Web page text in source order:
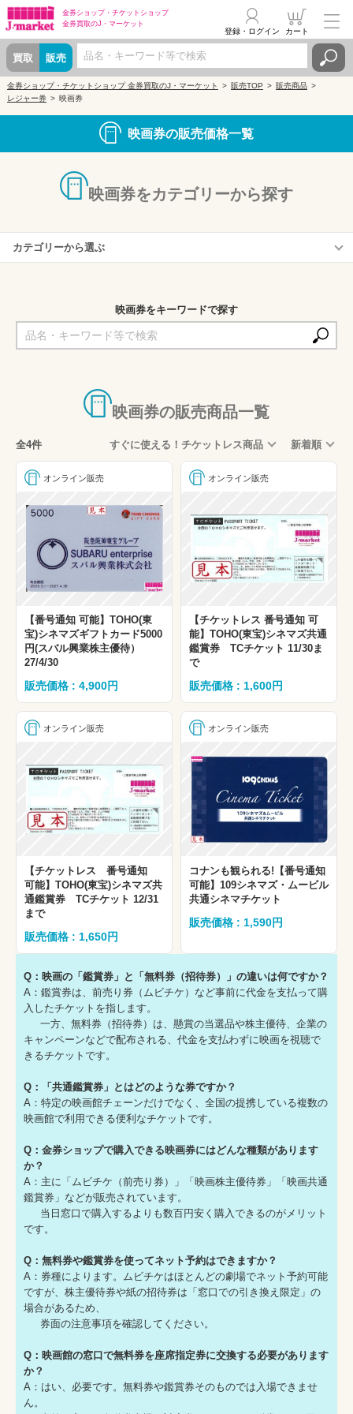
金券ショップ・ チケットショップ
金券買取のJ・マーケット
買取 販売
登録・ログイン カート
金券ショップ・チケットショップ 金券買取のJ・マーケット 販売TOP
販売商品
レジャー券
映画券
映画券の販売価格一覧
映画券をカテゴリーから探す
カテゴリーから選ぶ
映画券をキーワードで探す
映画券の販売商品一覧
全4件 すぐに使える！チケットレス商品 新着順
オンライン販売
【番号通知 可能】TOHO(東
宝)シネマズギフトカード5000
円(スバル興業株主優待）
27/4/30
販売価格 : 4,900円
オンライン販売
【チケットレス 番号通知 可
能】TOHO(東宝)シネマズ共通
鑑賞券 TCチケット 11/30ま
で
販売価格 : 1,600円
オンライン販売
【チケットレス 番号通知
可能】TOHO(東宝)シネマズ共
通鑑賞券 TCチケット 12/31
まで
販売価格 : 1,650円
オンライン販売
コナンも観られる!【番号通知
可能】109シネマズ・ムービル
共通シネマチケット
販売価格 : 1,590円
Q：映画の「鑑賞券」と「無料券（招待券）」の違いは何ですか？
A：鑑賞券は、前売り券（ムビチケ）など事前に代金を支払って購
入したチケットを指します。
一方、無料券（招待券）は、懸賞の当選品や株主優待、企業の
キャンペーンなどで配布される、代金を支払わずに映画を視聴で
きるチケットです。
Q：「共通鑑賞券」とはどのような券ですか？
A：特定の映画館チェーンだけでなく、全国の提携している複数の
映画館で利用できる便利なチケットです。
Q：金券ショップで購入できる映画券にはどんな種類があります
か？
A：主に「ムビチケ（前売り券）」「映画株主優待券」「映画共通
鑑賞券」などが販売されています。
当日窓口で購入するよりも数百円安く購入できるのがメリット
です。
Q：無料券や鑑賞券を使ってネット予約はできますか？
A：券種によります。ムビチケはほとんどの劇場でネット予約可能
ですが、株主優待券や紙の招待券は「窓口での引き換え限定」の
場合があるため、
券面の注意事項を確認してください。
Q：映画館の窓口で無料券を座席指定券に交換する必要があります
か？
A：はい、必要です。無料券や鑑賞券そのものでは入場できませ
ん。